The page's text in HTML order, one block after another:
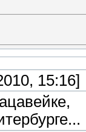
15:16]